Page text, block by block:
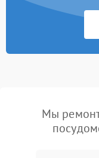
Мы